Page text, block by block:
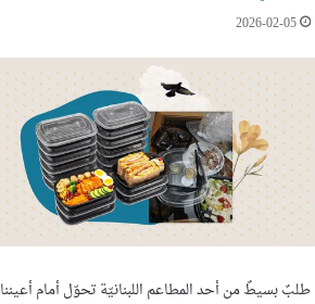
2026-02-05
طلبٌ بسيطٌ من أحد المطاعم اللبنانيّة تحوّل أمام أعيننا